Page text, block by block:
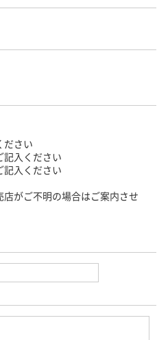
ださい
入ください
入ください
がご不明の場合はご案内させ